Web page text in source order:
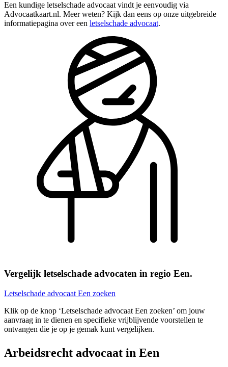
Een kundige letselschade advocaat vindt je eenvoudig via
Advocaatkaart.nl. Meer weten? Kijk dan eens op onze uitgebreide
informatiepagina over een letselschade advocaat.
Vergelijk letselschade advocaten in regio Een.
Letselschade advocaat Een zoeken
Klik op de knop ‘Letselschade advocaat Een zoeken’ om jouw
aanvraag in te dienen en specifieke vrijblijvende voorstellen te
ontvangen die je op je gemak kunt vergelijken.
Arbeidsrecht advocaat in Een